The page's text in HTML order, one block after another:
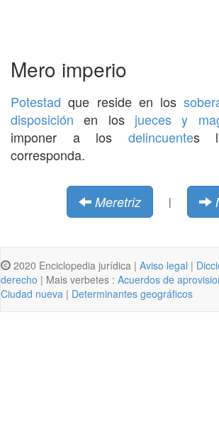
Mero imperio
Potestad que reside en los
disposición en los jueces y
imponer a los delincuentes
corresponda.
Meretriz |
2020 Enciclopedia jurídica | Aviso legal |
derecho | Mais verbetes : Acuerdos de
Ciudad nueva | Determinantes geográficos